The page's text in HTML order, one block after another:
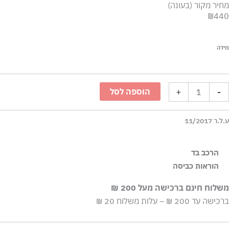
מחיר מקור (בעונה)
₪440
מידה
-
גוף
עם
שרוכים
ומחשוף
+ הוספה לסל
ע.ל.ר 11/2017
הרכב בד
61%Polyamide-Nylon 29%Polyester 10%Elastane-Spandex
הוראות כביסה
משלוח חינם ברכישה מעל 200 ₪
ברכישה עד 200 ₪ – עלות משלוח 20 ₪